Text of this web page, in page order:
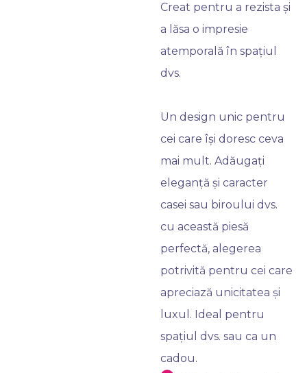
Creat pentru a rezista și
a lăsa o impresie
atemporală în spațiul
dvs.
Un design unic pentru
cei care își doresc ceva
mai mult. Adăugați
eleganță și caracter
casei sau biroului dvs.
cu această piesă
perfectă, alegerea
potrivită pentru cei care
apreciază unicitatea și
luxul. Ideal pentru
spațiul dvs. sau ca un
cadou.